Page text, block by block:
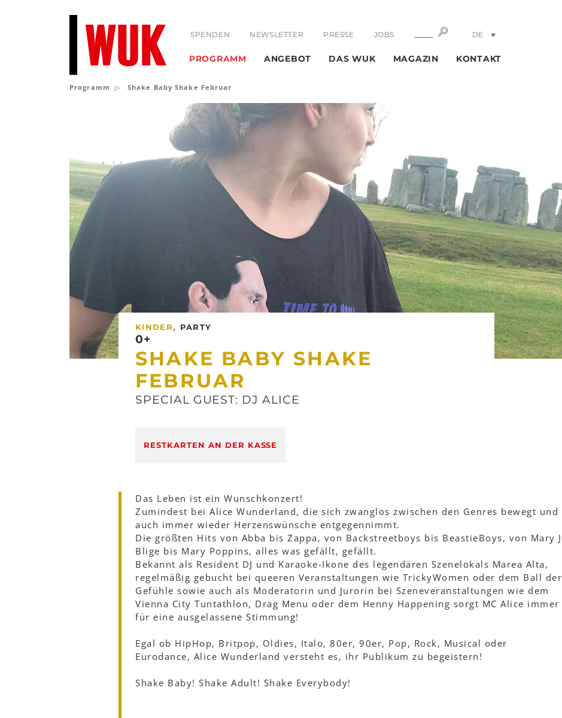
SPENDEN NEWSLETTER PRESSE JOBS SUCHE
DE
PROGRAMM ANGEBOT DAS WUK MAGAZIN KONTAKT
Programm Shake Baby Shake Februar
KINDER, PARTY
0+
SHAKE BABY SHAKE
FEBRUAR
SPECIAL GUEST: DJ ALICE
RESTKARTEN AN DER KASSE
Das Leben ist ein Wunschkonzert!
Zumindest bei Alice Wunderland, die sich zwanglos zwischen den Genres bewegt und
auch immer wieder Herzenswünsche entgegennimmt.
Die größten Hits von Abba bis Zappa, von Backstreetboys bis BeastieBoys, von Mary J
Blige bis Mary Poppins, alles was gefällt, gefällt.
Bekannt als Resident DJ und Karaoke-Ikone des legendären Szenelokals Marea Alta,
regelmäßig gebucht bei queeren Veranstaltungen wie TrickyWomen oder dem Ball der
Gefühle sowie auch als Moderatorin und Jurorin bei Szeneveranstaltungen wie dem
Vienna City Tuntathlon, Drag Menu oder dem Henny Happening sorgt MC Alice immer
für eine ausgelassene Stimmung!
Egal ob HipHop, Britpop, Oldies, Italo, 80er, 90er, Pop, Rock, Musical oder
Eurodance, Alice Wunderland versteht es, ihr Publikum zu begeistern!
Shake Baby! Shake Adult! Shake Everybody!